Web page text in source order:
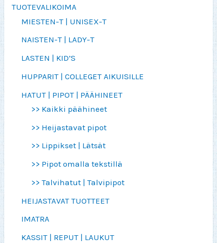
TUOTEVALIKOIMA
MIESTEN-T | UNISEX-T
NAISTEN-T | LADY-T
LASTEN | KID’S
HUPPARIT | COLLEGET AIKUISILLE
HATUT | PIPOT | PÄÄHINEET
>> Kaikki päähineet
>> Heijastavat pipot
>> Lippikset | Lätsät
>> Pipot omalla tekstillä
>> Talvihatut | Talvipipot
HEIJASTAVAT TUOTTEET
IMATRA
KASSIT | REPUT | LAUKUT